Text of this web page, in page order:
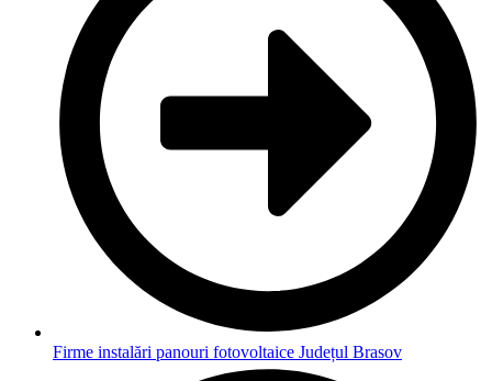
Firme instalări panouri fotovoltaice Județul Brasov